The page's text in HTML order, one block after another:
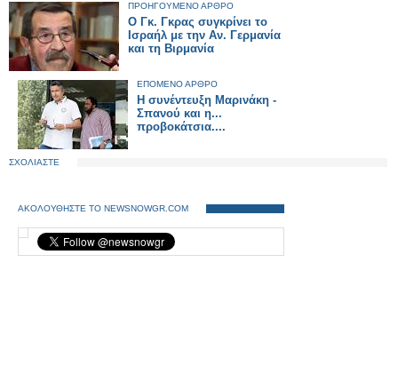
ΠΡΟΗΓΟΥΜΕΝΟ ΑΡΘΡΟ
Ο Γκ. Γκρας συγκρίνει το
Ισραήλ με την Αν. Γερμανία
και τη Βιρμανία
ΕΠΟΜΕΝΟ ΑΡΘΡΟ
Η συνέντευξη Μαρινάκη -
Σπανού και η...
προβοκάτσια....
ΣΧΟΛΙΑΣΤΕ
ΑΚΟΛΟΥΘΗΣΤΕ ΤΟ NEWSNOWGR.COM